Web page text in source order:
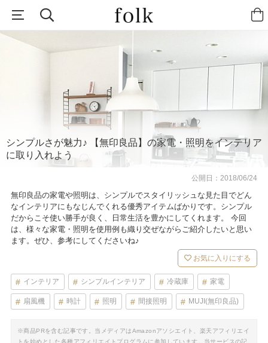
シンプルさが魅力♪ 【無印良品】の家電・照明をインテリア
に取り入れよう
公開日：2018/06/24
無印良品の家電や照明は、シンプルでスタイリッシュな見た目でどん
なインテリアにもなじんでくれる優秀アイテムばかりです。シンプル
だからこそ使い勝手が良く、日常生活を豊かにしてくれます。 今回
は、様々な家電・照明を使用例も織り交ぜながらご紹介したいと思い
ます。ぜひ、参考にしてくださいね♪
お気に入りにする
インテリア シンプルインテリア 冷蔵庫 家電
扇風機 時計 照明 間接照明 MUJI(無印良品)
※商品PRを含む記事です。当メディアはAmazonアソシエイト、楽天アフィリエイ
トを始めとした各種アフィリエイトプログラムに参加しています。当サービスの記